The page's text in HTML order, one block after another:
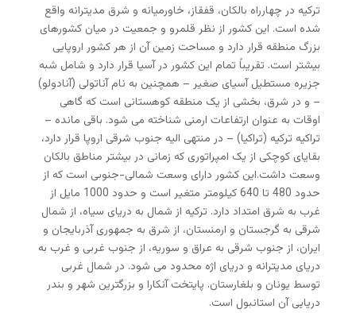
ترکیه در چهارراه بالکان، قفقاز، خاورمیانه و شرق مدیترانه واقع
شده است. این کشور از نظر قلمرو و جمعیت در میان کشورهای
بزرگ منطقه قرار دارد و مساحت زمین آن از هر کشور اروپایی
بیشتر است. تقریباً تمام این کشور در آسیا قرار دارد و شامل شبه
جزیره مستطیل آسیای صغیر – همچنین به نام آناتولی (آنادولو)
– و در شرق، بخشی از یک منطقه کوهستانی است که گاهی
اوقات به عنوان ارتفاعات ارمنی شناخته می شود. باقی مانده –
تراکیه ترکیه (تراکیا) – در منتهی الیه جنوب شرقی اروپا قرار دارد،
بقایای کوچکی از یک امپراتوری که زمانی در بیشتر مناطق بالکان
وسعت داشت.این کشور دارای وسعت شمالی-جنوبی است که از
حدود 480 تا 640 کیلومتر متغیر است و حدود 1000 مایل از
غرب به شرق امتداد دارد. ترکیه از شمال به دریای سیاه، از شمال
شرقی به گرجستان و ارمنستان، از شرق به جمهوری آذربایجان و
ایران، از جنوب شرقی به عراق و سوریه، از جنوب غربی و غرب به
دریای مدیترانه و دریای اژه محدود می شود. در شمال غربی
توسط یونان و بلغارستان. پایتخت آنکارا و بزرگترین شهر و بندر
دریایی آن استانبول است.